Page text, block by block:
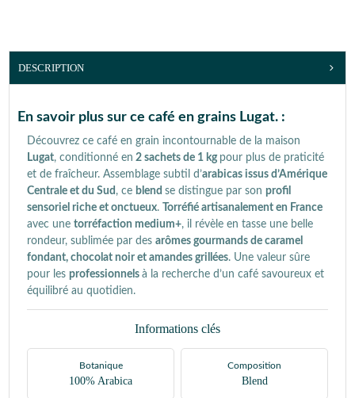
DESCRIPTION
En savoir plus sur ce café en grains Lugat. :
Découvrez ce café en grain incontournable de la maison
Lugat, conditionné en 2 sachets de 1 kg pour plus de praticité
et de fraîcheur. Assemblage subtil d’arabicas issus d’Amérique
Centrale et du Sud , ce blend se distingue par son profil
sensoriel riche et onctueux.
Torréfié artisanalement en France
avec une torréfaction medium+, il révèle en tasse une belle
rondeur, sublimée par des arômes gourmands de caramel
fondant, chocolat noir et amandes grillées. Une valeur sûre
pour les professionnels à la recherche d’un café savoureux et
équilibré au quotidien.
Informations clés
Botanique
100% Arabica
Composition
Blend